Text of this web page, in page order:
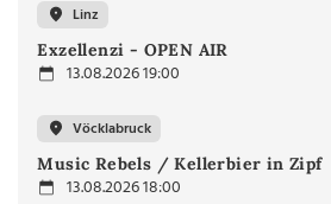
Linz
Exzellenzi - OPEN AIR
13.08.2026 19:00
Vöcklabruck
Music Rebels / Kellerbier in Zipf
13.08.2026 18:00